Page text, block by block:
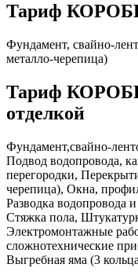
Тариф
Фундамент, свайно-
металло-черепица)
Тариф
отделкой
Фундамент,свайно-
Подвод водопровода,
перегородки,
черепица), Окна,
Разводка водопровода
Стяжка пола,
Электромонтажные
сложнотехнические
Выгребная яма (3